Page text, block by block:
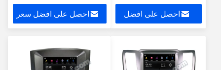
LS600 2006-2012
ستيريو السيارة
احصل على افضل
ES350 2006-2012 سيارات
ستيريواحصل على افضل سعر